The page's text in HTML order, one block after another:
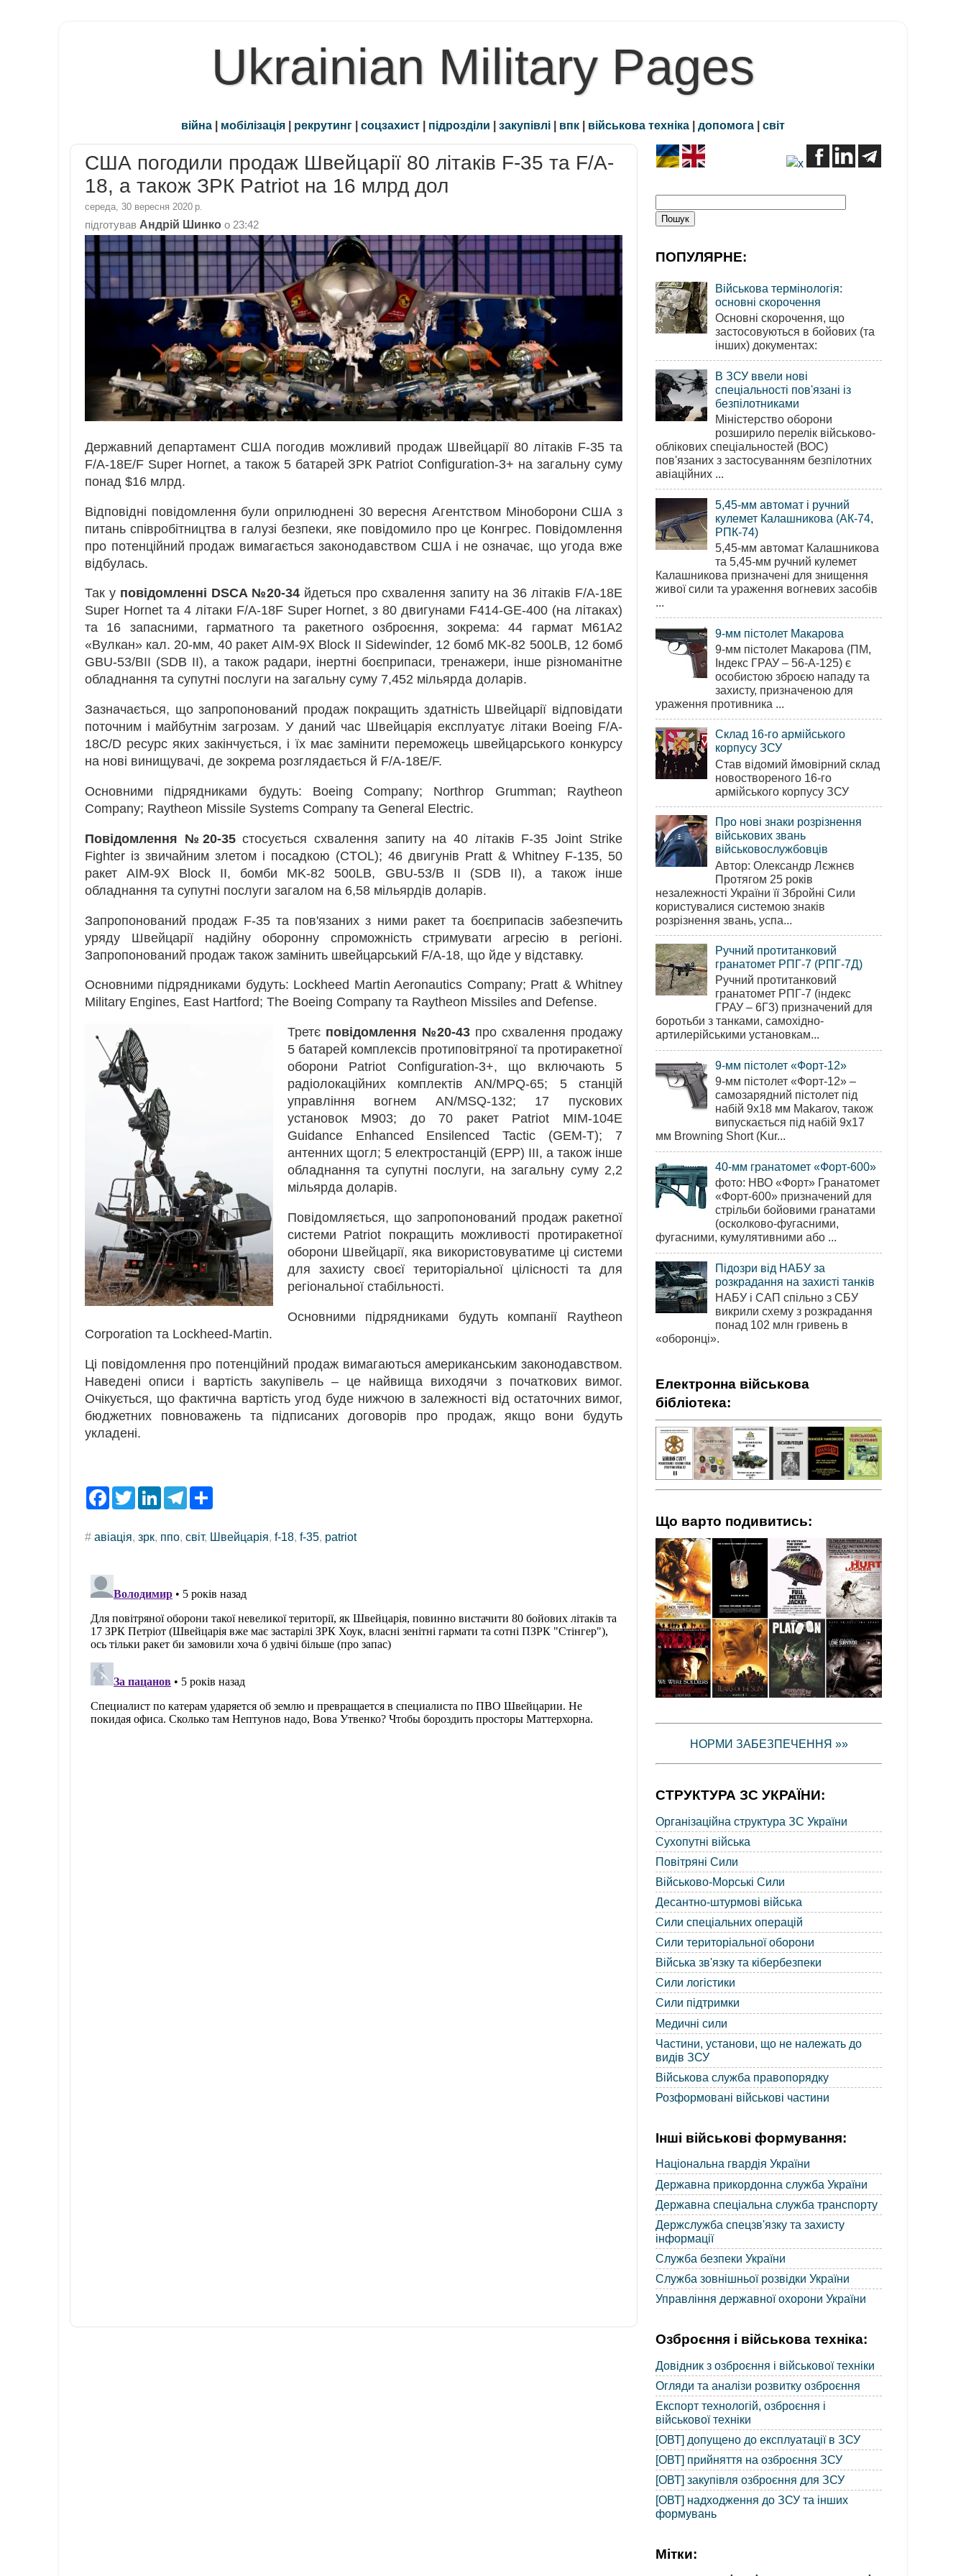
Ukrainian Military Pages
війна | мобілізація | рекрутинг | соцзахист | підрозділи | закупівлі | впк | військова техніка | допомога | світ
США погодили продаж Швейцарії 80 літаків F-35 та F/A-
18, а також ЗРК Patriot на 16 млрд дол
середа, 30 вересня 2020 р.
підготував Андрій Шинко о 23:42
Державний департамент США погодив можливий продаж Швейцарії 80 літаків F-35 та
F/A-18E/F Super Hornet, а також 5 батарей ЗРК Patriot Configuration-3+ на загальну суму
понад $16 млрд.
Відповідні повідомлення були оприлюднені 30 вересня Агентством Міноборони США з
питань співробітництва в галузі безпеки, яке повідомило про це Конгрес. Повідомлення
про потенційний продаж вимагається законодавством США і не означає, що угода вже
відбулась.
Так у повідомленні DSCA №20-34 йдеться про схвалення запиту на 36 літаків F/A-18E
Super Hornet та 4 літаки F/A-18F Super Hornet, з 80 двигунами F414-GE-400 (на літаках)
та 16 запасними, гарматного та ракетного озброєння, зокрема: 44 гармат M61A2
«Вулкан» кал. 20-мм, 40 ракет AIM-9X Block II Sidewinder, 12 бомб MK-82 500LB, 12 бомб
GBU-53/BII (SDB II), а також радари, інертні боєприпаси, тренажери, інше різноманітне
обладнання та супутні послуги на загальну суму 7,452 мільярда доларів.
Зазначається, що запропонований продаж покращить здатність Швейцарії відповідати
поточним і майбутнім загрозам. У даний час Швейцарія експлуатує літаки Boeing F/A-
18C/D ресурс яких закінчується, і їх має замінити переможець швейцарського конкурсу
на нові винищувачі, де зокрема розглядається й F/A-18E/F.
Основними підрядниками будуть: Boeing Company; Northrop Grumman; Raytheon
Company; Raytheon Missile Systems Company та General Electric.
Повідомлення №20-35стосується схвалення запиту на 40 літаків F-35 Joint Strike
Fighter із звичайним злетом і посадкою (CTOL); 46 двигунів Pratt & Whitney F-135, 50
ракет AIM-9X Block II, бомби MK-82 500LB, GBU-53/B II (SDB II), а також інше
обладнання та супутні послуги загалом на 6,58 мільярдів доларів.
Запропонований продаж F-35 та пов'язаних з ними ракет та боєприпасів забезпечить
уряду Швейцарії надійну оборонну спроможність стримувати агресію в регіоні.
Запропонований продаж також замінить швейцарський F/A-18, що йде у відставку.
Основними підрядниками будуть: Lockheed Martin Aeronautics Company; Pratt & Whitney
Military Engines, East Hartford; The Boeing Company та Raytheon Missiles and Defense.
Третє повідомлення №20-43 про схвалення продажу
5 батарей комплексів протиповітряної та протиракетної
оборони Patriot Configuration-3+, що включають 5
радіолокаційних комплектів AN/MPQ-65; 5 станцій
управління вогнем AN/MSQ-132; 17 пускових
установок M903; до 70 ракет Patriot MIM-104E
Guidance Enhanced Ensilenced Tactic (GEM-T); 7
антенних щогл; 5 електростанцій (EPP) III, а також інше
обладнання та супутні послуги, на загальну суму 2,2
мільярда доларів.
Повідомляється, що запропонований продаж ракетної
системи Patriot покращить можливості протиракетної
оборони Швейцарії, яка використовуватиме ці системи
для захисту своєї територіальної цілісності та для
регіональної стабільності.
Основними підрядниками будуть компанії Raytheon
Corporation та Lockheed-Martin.
Ці повідомлення про потенційний продаж вимагаються американським законодавством.
Наведені описи і вартість закупівель – це найвища виходячи з початкових вимог.
Очікується, що фактична вартість угод буде нижчою в залежності від остаточних вимог,
бюджетних повноважень та підписаних договорів про продаж, якщо вони будуть
укладені.
F
a
b
k
T
w
L
e
T
g
e
# авіація, зрк, ппо, світ, Швейцарія, f-18, f-35, patriot
ПОПУЛЯРНЕ:
Військова термінологія:
основні скорочення
Основні скорочення, що
застосовуються в бойових (та
інших) документах:
В ЗСУ ввели нові
спеціальності пов'язані із
безпілотниками
Міністерство оборони
розширило перелік військово-
облікових спеціальностей (ВОС)
пов'язаних з застосуванням безпілотних
авіаційних ...
5,45-мм автомат і ручний
кулемет Калашникова (АК-74,
РПК-74)
5,45-мм автомат Калашникова
та 5,45-мм ручний кулемет
Калашникова призначені для знищення
живої сили та ураження вогневих засобів
...
9-мм пістолет Макарова
9-мм пістолет Макарова (ПМ,
Індекс ГРАУ – 56-А-125) є
особистою зброєю нападу та
захисту, призначеною для
ураження противника ...
Склад 16-го армійського
корпусу ЗСУ
Став відомий ймовірний склад
новоствореного 16-го
армійського корпусу ЗСУ
Про нові знаки розрізнення
військових звань
військовослужбовців
Автор: Олександр Лєжнєв
Протягом 25 років
незалежності України її Збройні Сили
користувалися системою знаків
розрізнення звань, успа...
Ручний протитанковий
гранатомет РПГ-7 (РПГ-7Д)
Ручний протитанковий
гранатомет РПГ-7 (індекс
ГРАУ – 6Г3) призначений для
боротьби з танками, самохідно-
артилерійськими установкам...
9-мм пістолет «Форт-12»
9-мм пістолет «Форт-12» –
самозарядний пістолет під
набій 9х18 мм Makarov, також
випускається під набій 9х17
мм Browning Short (Kur...
40-мм гранатомет «Форт-600»
фото: НВО «Форт» Гранатомет
«Форт-600» призначений для
стрільби бойовими гранатами
(осколково-фугасними,
фугасними, кумулятивними або ...
Підозри від НАБУ за
розкрадання на захисті танків
НАБУ і САП спільно з СБУ
викрили схему з розкрадання
понад 102 млн гривень в
«оборонці».
Електронна військова
бібліотека:
Що варто подивитись:
НОРМИ ЗАБЕЗПЕЧЕННЯ »»
СТРУКТУРА ЗС УКРАЇНИ:
Організаційна структура ЗС України
Сухопутні війська
Повітряні Сили
Військово-Морські Сили
Десантно-штурмові війська
Сили спеціальних операцій
Сили територіальної оборони
Війська зв'язку та кібербезпеки
Сили логістики
Сили підтримки
Медичні сили
Частини, установи, що не належать до
видів ЗСУ
Військова служба правопорядку
Розформовані військові частини
Інші військові формування:
Національна гвардія України
Державна прикордонна служба України
Державна спеціальна служба транспорту
Держслужба спецзв'язку та захисту
інформації
Служба безпеки України
Служба зовнішньої розвідки України
Управління державної охорони України
Озброєння і військова техніка:
Довідник з озброєння і військової техніки
Огляди та аналізи розвитку озброєння
Експорт технологій, озброєння і
військової техніки
[ОВТ] допущено до експлуатації в ЗСУ
[ОВТ] прийняття на озброєння ЗСУ
[ОВТ] закупівля озброєння для ЗСУ
[ОВТ] надходження до ЗСУ та інших
формувань
Мітки: